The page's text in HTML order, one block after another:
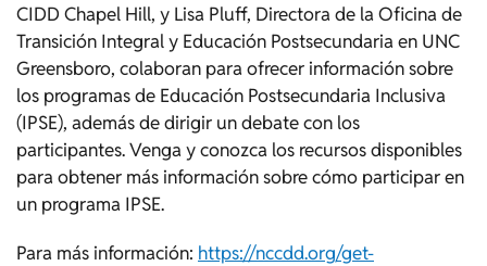
CIDD Chapel Hill, y Lisa Pluff, Directora de la Oficina de
Transición Integral y Educación Postsecundaria en UNC
Greensboro, colaboran para ofrecer información sobre
los programas de Educación Postsecundaria Inclusiva
(IPSE), además de dirigir un debate con los
participantes. Venga y conozca los recursos disponibles
para obtener más información sobre cómo participar en
un programa IPSE.
Para más información: https://nccdd.org/get-